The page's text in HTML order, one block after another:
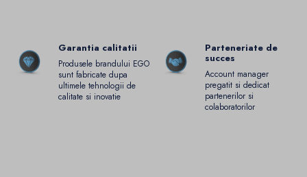
Garantia calitatii
Produsele brandului EGO
sunt fabricate dupa
ultimele tehnologii de
calitate si inovatie
Parteneriate de
succes
Account manager
pregatit si dedicat
partenerilor si
colaboratorilor